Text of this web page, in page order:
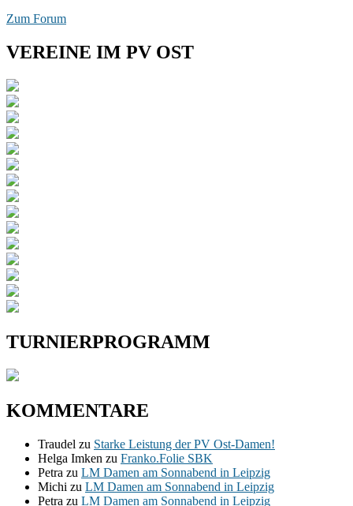
Zum Forum
VEREINE IM PV OST
TURNIERPROGRAMM
KOMMENTARE
Traudel zu Starke Leistung der PV Ost-Damen!
Helga Imken zu Franko.Folie SBK
Petra zu LM Damen am Sonnabend in Leipzig
Michi zu LM Damen am Sonnabend in Leipzig
Petra zu LM Damen am Sonnabend in Leipzig